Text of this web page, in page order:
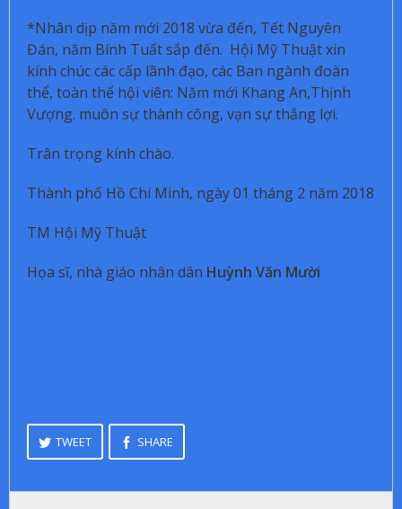
*Nhân dịp năm mới 2018 vừa đến, Tết Nguyên
Đán, năm Bính Tuất sắp đến. Hội Mỹ Thuật xin
kính chúc các cấp lãnh đạo, các Ban ngành đoàn
thể, toàn thể hội viên: Năm mới Khang An,Thịnh
Vượng. muôn sự thành công, vạn sự thắng lợi.
Trân trọng kính chào.
Thành phố Hồ Chí Minh, ngày 01 tháng 2 năm 2018
TM Hội Mỹ Thuật
Họa sĩ, nhà giáo nhân dân Huỳnh Văn Mười
TWEET SHARE